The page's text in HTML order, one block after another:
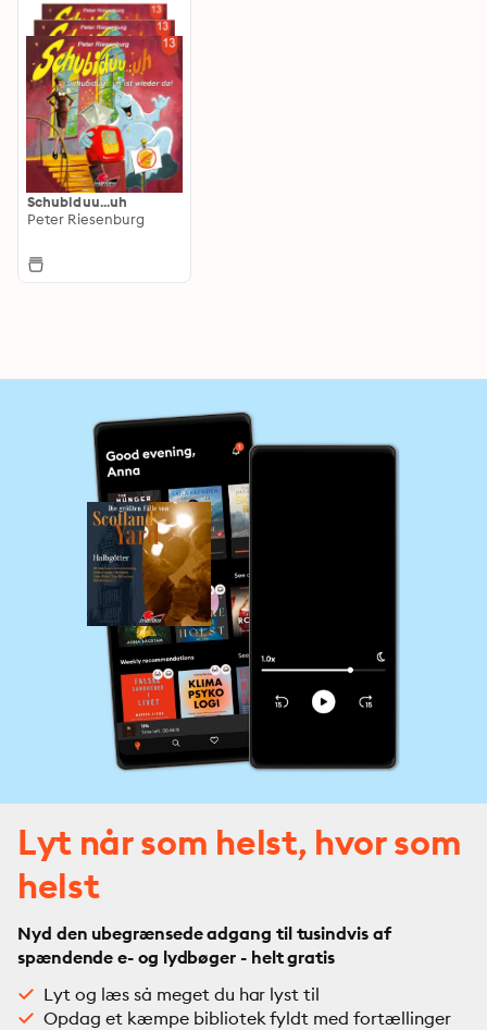
Schubiduu...uh
Peter Riesenburg
Lyt når som helst, hvor som
helst
Nyd den ubegrænsede adgang til tusindvis af
spændende e- og lydbøger - helt gratis
Lyt og læs så meget du har lyst til
Opdag et kæmpe bibliotek fyldt med fortællinger